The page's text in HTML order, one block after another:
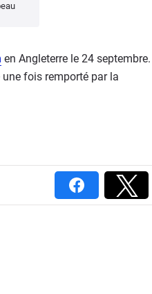
en Angleterre le 24 septembre.
fois remporté par la